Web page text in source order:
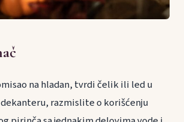
na hladan, tvrdi čelik ili led u
razmislite o korišćenju